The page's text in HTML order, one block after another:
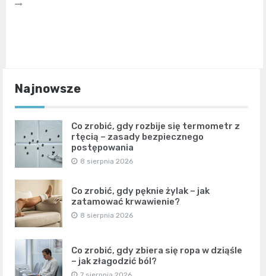
Najnowsze
Co zrobić, gdy rozbije się termometr z
rtęcią – zasady bezpiecznego
postępowania
8 sierpnia 2026
Co zrobić, gdy pęknie żylak – jak
zatamować krwawienie?
8 sierpnia 2026
Co zrobić, gdy zbiera się ropa w dziąśle
– jak złagodzić ból?